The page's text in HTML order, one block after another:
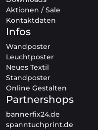
Aktionen / Sale
Kontaktdaten
Infos
Wandposter
Leuchtposter
Neues Textil
Standposter
Online Gestalten
Partnershops
bannerfix24.de
spanntuchprint.de